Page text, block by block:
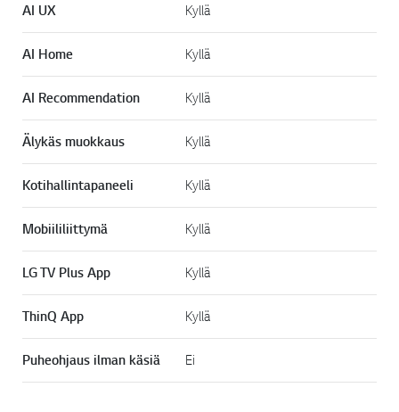
AI UX Kyllä
AI Home Kyllä
AI Recommendation Kyllä
Älykäs muokkaus Kyllä
Kotihallintapaneeli Kyllä
Mobiililiittymä Kyllä
LG TV Plus App Kyllä
ThinQ App Kyllä
Puheohjaus ilman käsiä Ei